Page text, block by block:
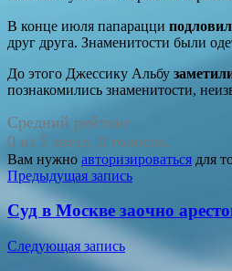
В конце июля папарацци
друг друга. Знаменитости были
До этого Джессику Альбу
познакомились знаменитости,
Средний рейтинг
0 из 5 звезд. 0 голосов.
Вам нужно авторизироваться для
Навигация
по
записям
Предыдущая запись
Суд в Москве заочно
Следующая запись